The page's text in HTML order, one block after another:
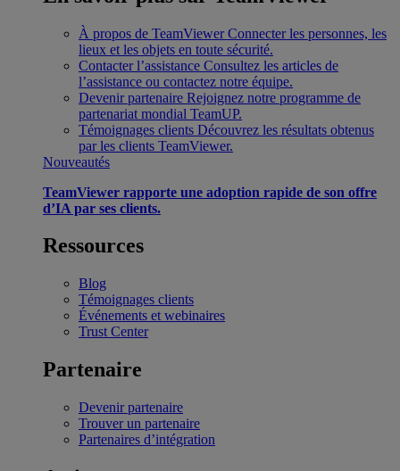
À propos de TeamViewer Connecter les personnes, les
lieux et les objets en toute sécurité.
Contacter l’assistance Consultez les articles de
l’assistance ou contactez notre équipe.
Devenir partenaire Rejoignez notre programme de
partenariat mondial TeamUP.
Témoignages clients Découvrez les résultats obtenus
par les clients TeamViewer.
Nouveautés
TeamViewer rapporte une adoption rapide de son offre
d’IA par ses clients.
Ressources
Blog
Témoignages clients
Événements et webinaires
Trust Center
Partenaire
Devenir partenaire
Trouver un partenaire
Partenaires d’intégration